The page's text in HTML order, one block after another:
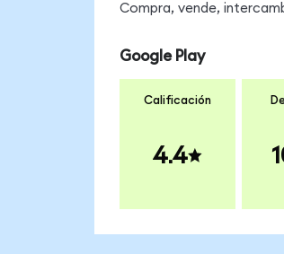
Compra, vende,
Google Play
Calificación
4.4